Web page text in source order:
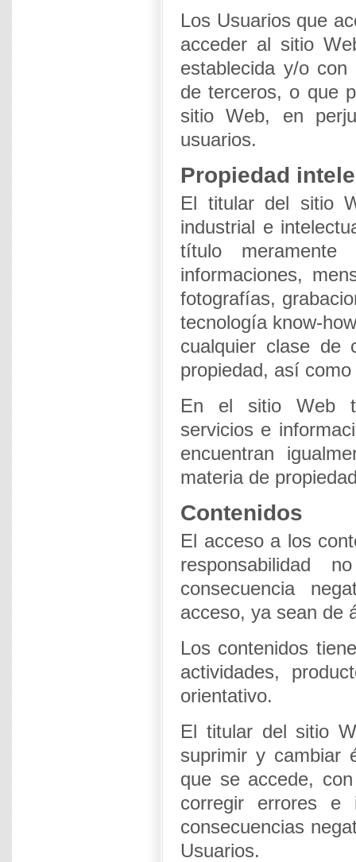
Los Usuarios que
acceder al sitio
establecida y/o
de terceros, o que
sitio Web, en
usuarios.
Propiedad
El titular del sitio
industrial e
título meramente
informaciones,
fotografías,
tecnología know-
cualquier clase de
propiedad, así
En el sitio Web
servicios e
encuentran
materia de
Contenidos
El acceso a los
responsabilidad
consecuencia
acceso, ya sean de
Los contenidos
actividades,
orientativo.
El titular del sitio
suprimir y cambiar
que se accede,
corregir errores e
consecuencias
Usuarios.